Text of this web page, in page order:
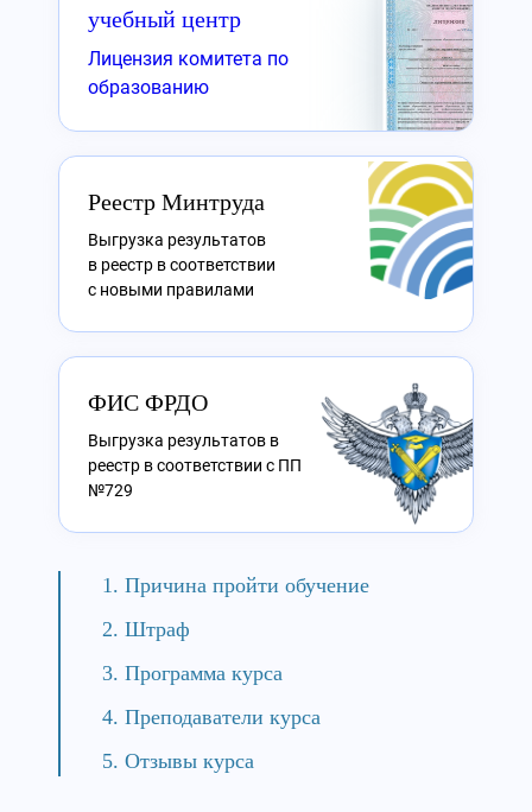
учебный центр
Лицензия комитета по
образованию
Реестр Минтруда
Выгрузка результатов
в реестр в соответствии
с новыми правилами
ФИС ФРДО
Выгрузка результатов в
реестр в соответствии с ПП
№729
Причина пройти обучение
Штраф
Программа курса
Преподаватели курса
Отзывы курса